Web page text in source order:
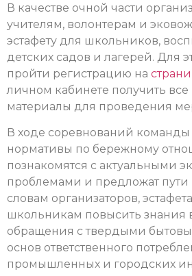
В качестве очной части
учителям, волонтерам и
эстафету для школьников,
детских садов и лагерей. Для
пройти регистрацию на
личном кабинете получить
материалы для проведения
В ходе соревнований команды
нормативы по бережному
познакомятся с актуальными
проблемами и предложат
словам организаторов,
школьникам повысить знания
обращения с твердыми
основ ответственного
промышленных и городских